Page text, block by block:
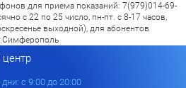
для приема показаний: 7(979)014-69-
с 22 по 25 число, пн-пт. с 8-17 часов,
выходной), для абонентов
с 9:00 до 20:00